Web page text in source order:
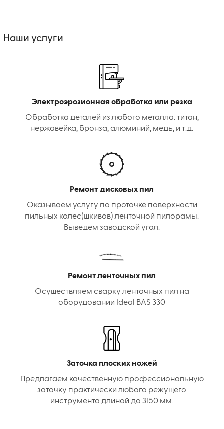
Наши услуги
Электроэрозионная обработка или резка
Обработка деталей из любого металла: титан,
нержавейка, бронза, алюминий, медь, и т.д.
Ремонт дисковых пил
Оказываем услугу по проточке поверхности
пильных колес(шкивов) ленточной пилорамы.
Выведем заводской угол.
Ремонт ленточных пил
Осуществляем сварку ленточных пил на
оборудовании Ideal BAS 330
Заточка плоских ножей
Предлагаем качественную профессиональную
заточку практически любого режущего
инструмента длиной до 3150 мм.